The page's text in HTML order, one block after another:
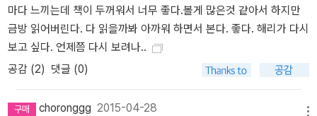
마다 느끼는데 책이 두꺼워서 너무 좋다.볼게 많은것 같아서 하지만
금방 읽어버린다. 다 읽을까봐 아까워 하면서 본다. 좋다. 해리가 다시
보고 싶다. 언제쯤 다시 보려나..
공감 (2) 댓글 (0)
choronggg 2015-04-28